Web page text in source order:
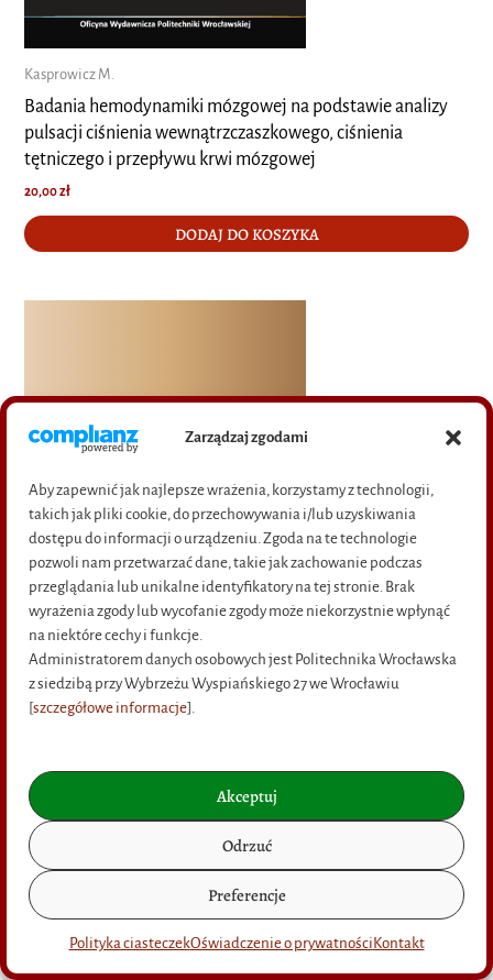
Zarządzaj zgodami
Aby zapewnić jak najlepsze wrażenia, korzystamy z technologii,
takich jak pliki cookie, do przechowywania i/lub uzyskiwania
dostępu do informacji o urządzeniu. Zgoda na te technologie
pozwoli nam przetwarzać dane, takie jak zachowanie podczas
przeglądania lub unikalne identyfikatory na tej stronie. Brak
wyrażenia zgody lub wycofanie zgody może niekorzystnie wpłynąć
na niektóre cechy i funkcje.
Administratorem danych osobowych jest Politechnika Wrocławska
z siedzibą przy Wybrzeżu Wyspiańskiego 27 we Wrocławiu
[szczegółowe informacje].
Akceptuj
Odrzuć
Preferencje
Polityka ciasteczekOświadczenie o prywatności Kontakt
Kasprowicz M.
Badania hemodynamiki mózgowej na podstawie analizy
pulsacji ciśnienia wewnątrzczaszkowego, ciśnienia
tętniczego i przepływu krwi mózgowej
20,00zł
DODAJ DO KOSZYKA
PRODUKT NIEDOSTĘPNY
samochodowych
19,95
DOWIEDZ SIĘ WIĘCEJ